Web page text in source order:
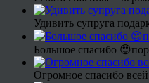
Удивить супруга
Большое спасибо
Огромное спасибо